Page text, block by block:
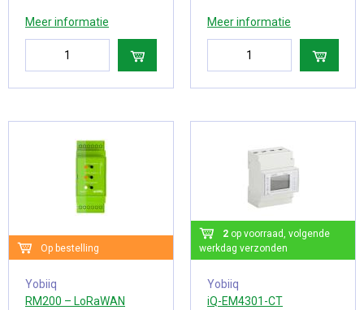
Meer informatie Meer informatie
Op bestelling
Yobiiq
RM200 – LoRaWAN
2op voorraad, volgende
werkdag verzonden
Yobiiq
iQ-EM4301-CT